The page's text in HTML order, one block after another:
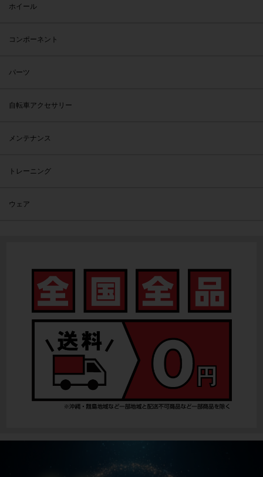
ホイール
コンポーネント
パーツ
自転車アクセサリー
メンテナンス
トレーニング
ウェア